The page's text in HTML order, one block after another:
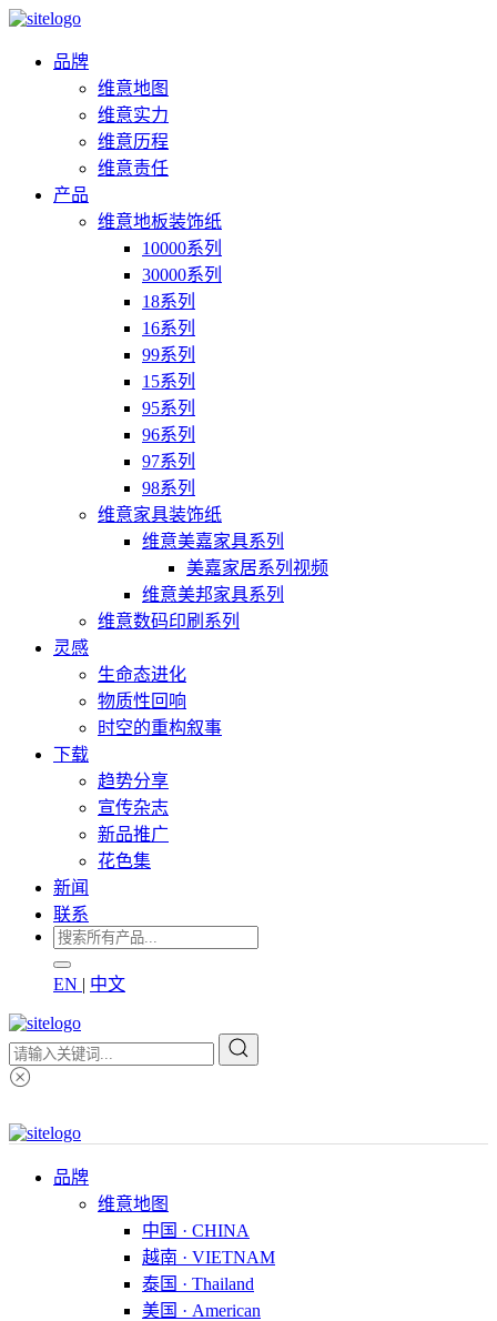
品牌
维意地图
维意实力
维意历程
维意责任
产品
维意地板装饰纸
10000系列
30000系列
18系列
16系列
99系列
15系列
95系列
96系列
97系列
98系列
维意家具装饰纸
维意美嘉家具系列
美嘉家居系列视频
维意美邦家具系列
维意数码印刷系列
灵感
生命态进化
物质性回响
时空的重构叙事
下载
趋势分享
宣传杂志
新品推广
花色集
新闻
联系
EN | 中文
品牌
维意地图
中国 · CHINA
越南 · VIETNAM
泰国 · Thailand
美国 · American